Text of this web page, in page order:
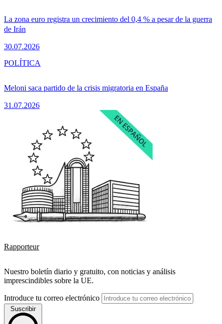
La zona euro registra un crecimiento del 0,4 % a pesar de la guerra
de Irán
30.07.2026
Meloni saca partido de la crisis migratoria en España
31.07.2026
POLÍTICA
Rapporteur
Nuestro boletín diario y gratuito, con noticias y análisis
imprescindibles sobre la UE.
Introduce tu correo electrónico
Suscribir